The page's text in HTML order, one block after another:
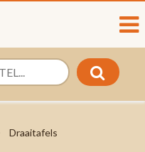
Draaitafels